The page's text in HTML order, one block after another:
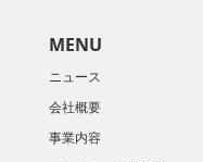
MENU
ニュース
会社概要
​事業内容